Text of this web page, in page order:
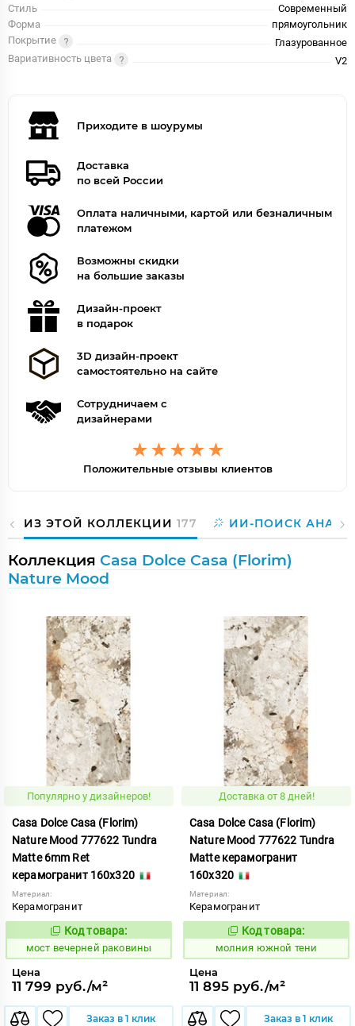
Стиль
Современный
Форма
прямоугольник
Покрытие
Глазурованное
Вариативность цвета
V2
Приходите в шоурумы
Доставка
по всей России
Оплата наличными, картой или безналичным
платежом
Возможны скидки
на большие заказы
Дизайн-проект
в подарок
3D дизайн-проект
самостоятельно на сайте
Сотрудничаем с
дизайнерами
Положительные отзывы клиентов
ИЗ ЭТОЙ КОЛЛЕКЦИИ 177 ИИ-ПОИСК
Коллекция Casa Dolce Casa (Florim)
Nature Mood
Популярно у дизайнеров!
Casa Dolce Casa (Florim)
Nature Mood 777622 Tundra
Matte 6mm Ret
керамогранит 160x320
Материал:
Керамогранит
1017203
Код товара:
мост вечерней раковины
Цена
11 799 руб./м²
Заказ в 1 клик
Доставка от 8 дней!
Casa Dolce Casa (Florim)
Nature Mood 777622 Tundra
Matte керамогранит
160x320
Материал:
Керамогранит
1015228
Код товара:
молния южной тени
Цена
11 895 руб./м²
Заказ в 1 клик